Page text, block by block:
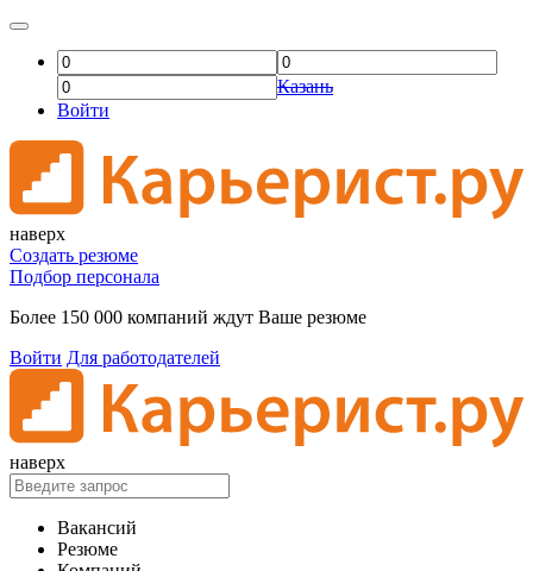
Казань
Войти
наверх
Создать резюме
Подбор персонала
Более 150 000 компаний ждут Ваше резюме
Войти Для работодателей
наверх
Вакансий
Резюме